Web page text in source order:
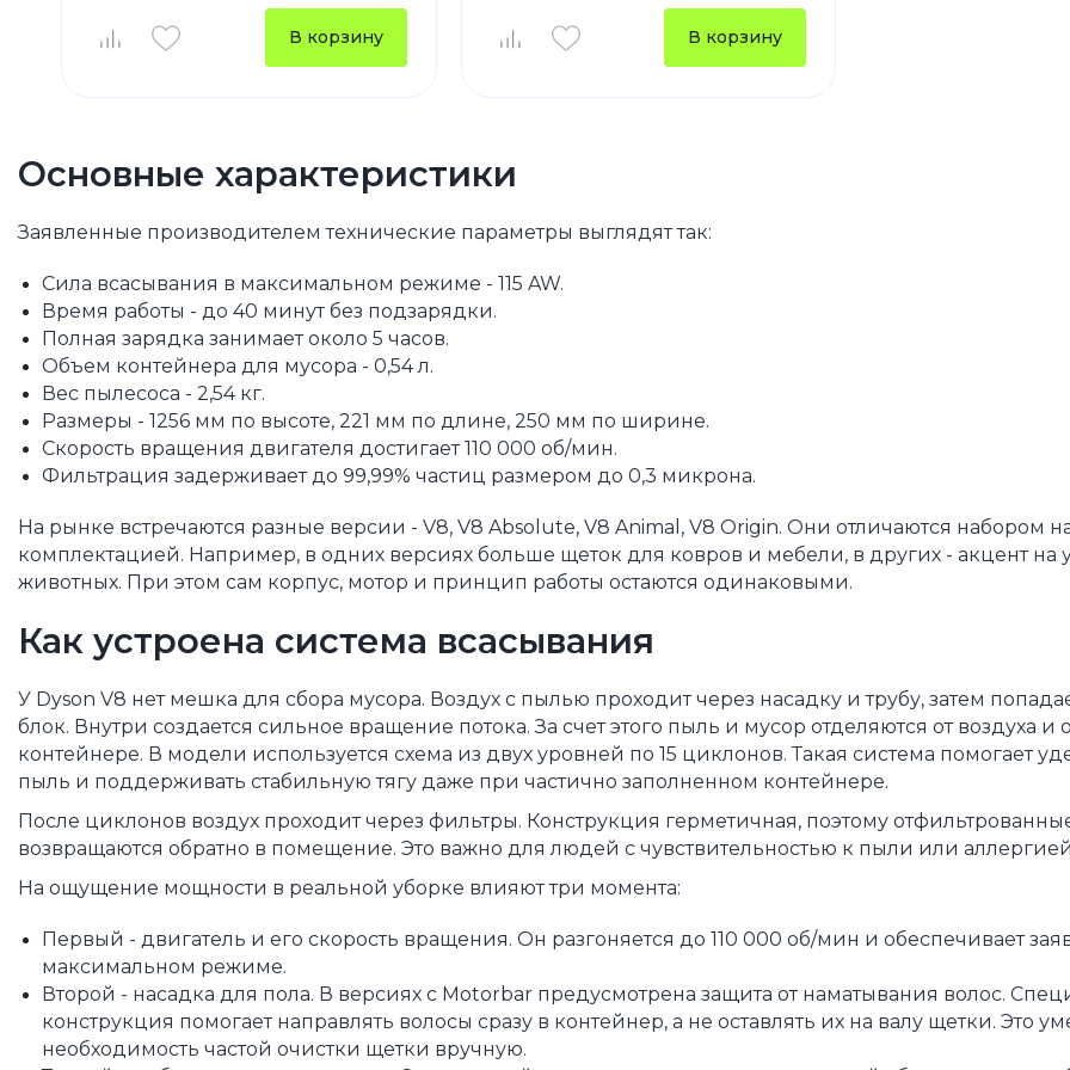
В корзину В корзину
Основные характеристики
Заявленные производителем технические параметры выглядят так:
Сила всасывания в максимальном режиме - 115 AW.
Время работы - до 40 минут без подзарядки.
Полная зарядка занимает около 5 часов.
Объем контейнера для мусора - 0,54 л.
Вес пылесоса - 2,54 кг.
Размеры - 1256 мм по высоте, 221 мм по длине, 250 мм по ширине.
Скорость вращения двигателя достигает 110 000 об/мин.
Фильтрация задерживает до 99,99% частиц размером до 0,3 микрона.
На рынке встречаются разные версии - V8, V8 Absolute, V8 Animal, V8 Origin. Они отличаются набором
комплектацией. Например, в одних версиях больше щеток для ковров и мебели, в других - акцент на
животных. При этом сам корпус, мотор и принцип работы остаются одинаковыми.
Как устроена система всасывания
У Dyson V8 нет мешка для сбора мусора. Воздух с пылью проходит через насадку и трубу, затем
блок. Внутри создается сильное вращение потока. За счет этого пыль и мусор отделяются от воздуха и
контейнере. В модели используется схема из двух уровней по 15 циклонов. Такая система помогает
пыль и поддерживать стабильную тягу даже при частично заполненном контейнере.
После циклонов воздух проходит через фильтры. Конструкция герметичная, поэтому
возвращаются обратно в помещение. Это важно для людей с чувствительностью к пыли или
На ощущение мощности в реальной уборке влияют три момента:
Первый - двигатель и его скорость вращения. Он разгоняется до 110 000 об/мин и обеспечивает
максимальном режиме.
Второй - насадка для пола. В версиях с Motorbar предусмотрена защита от наматывания волос.
конструкция помогает направлять волосы сразу в контейнер, а не оставлять их на валу щетки. Это
необходимость частой очистки щетки вручную.